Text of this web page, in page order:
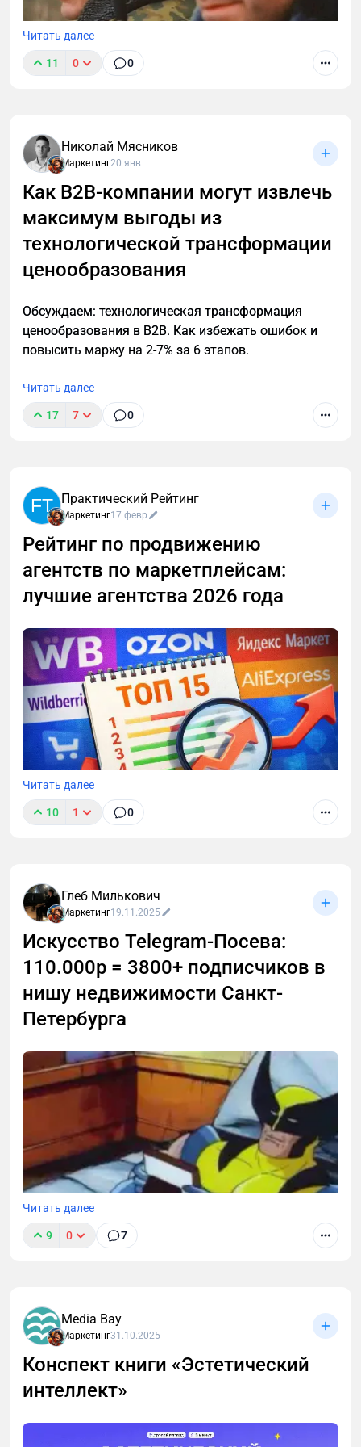
В B2B нечасто встретишь четко сформулированное
крупных производственных компаний есть
крупные мощности, советское наследие и сайт,
написанный еще на html-табличке. Обороты просто
гигантские! А маркетинга нет вообще… И это
грустно. Но!
Читать далее
11 0 0
Николай Мясников
Маркетинг20 янв
Как B2B-компании могут извлечь
максимум выгоды из
технологической трансформации
ценообразования
Обсуждаем: технологическая трансформация
ценообразования в B2B. Как избежать ошибок и
повысить маржу на 2-7% за 6 этапов.
Читать далее
17 7 0
FT Практический Рейтинг
Маркетинг17 февр
Рейтинг по продвижению
агентств по маркетплейсам:
лучшие агентства 2026 года
Читать далее
10 1 0
Глеб Милькович
Маркетинг19.11.2025
Искусство Telegram-Посева:
110.000р = 3800+ подписчиков в
нишу недвижимости Санкт-
Петербурга
Читать далее
9 0 7
Media Bay
Маркетинг31.10.2025
Конспект книги «Эстетический
интеллект»